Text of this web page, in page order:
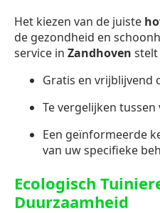
Het kiezen van de juiste
de gezondheid en
service in Zandhoven stelt
Gratis en vrijblijvend
Te vergelijken
Een geïnformeerde
van uw specifieke
Ecologisch
Duurzaamheid